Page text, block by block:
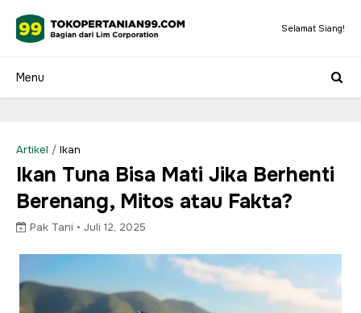
Selamat Siang!
Artikel / Ikan
Ikan Tuna Bisa Mati Jika Berhenti
Berenang, Mitos atau Fakta?
Pak Tani • Juli 12, 2025